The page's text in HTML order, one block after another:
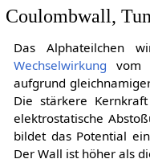
Coulombwall,
Das Alphateilchen
Wechselwirkung vom
aufgrund
Die stärkere
elektrostatische
bildet das Potential
Der Wall ist höher als